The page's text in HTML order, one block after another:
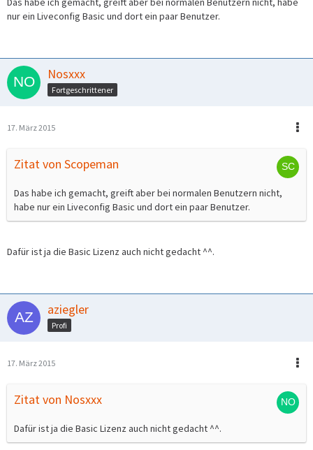
nur ein Liveconfig Basic und dort ein paar Benutzer.
Nosxxx
Fortgeschrittener
17. März 2015
Zitat von Scopeman
Das habe ich gemacht, greift aber bei normalen Benutzern nicht,
habe nur ein Liveconfig Basic und dort ein paar Benutzer.
Dafür ist ja die Basic Lizenz auch nicht gedacht ^^.
aziegler
Profi
17. März 2015
Zitat von Nosxxx
Dafür ist ja die Basic Lizenz auch nicht gedacht ^^.